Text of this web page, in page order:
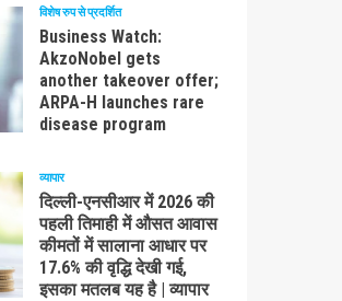
विशेष रुप से प्रदर्शित
Business Watch:
AkzoNobel gets
another takeover offer;
ARPA-H launches rare
disease program
व्यापार
दिल्ली-एनसीआर में 2026 की
पहली तिमाही में औसत आवास
कीमतों में सालाना आधार पर
17.6% की वृद्धि देखी गई,
इसका मतलब यह है | व्यापार